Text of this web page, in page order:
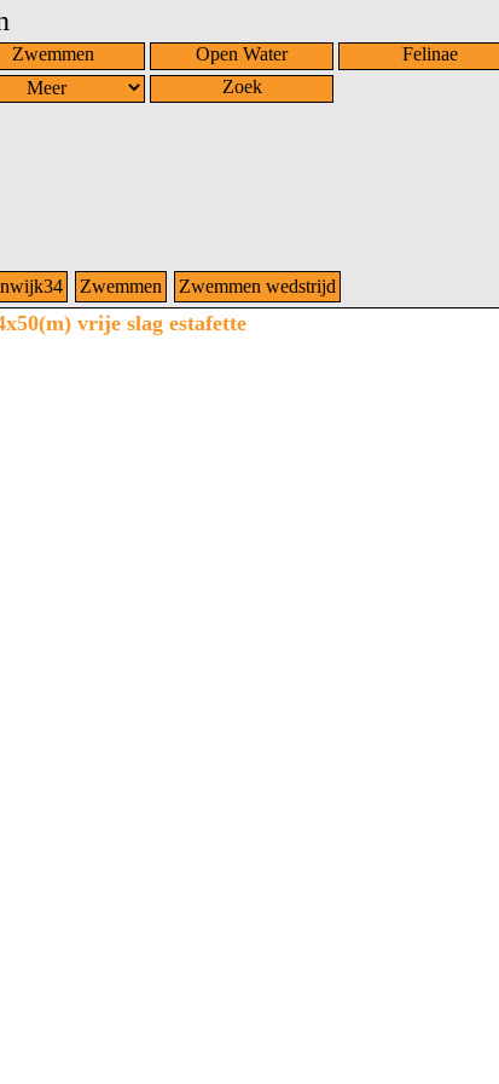
Zwemmen Open Water Felinae
Zoek
Zwemmen Zwemmen wedstrijd
vrije slag estafette